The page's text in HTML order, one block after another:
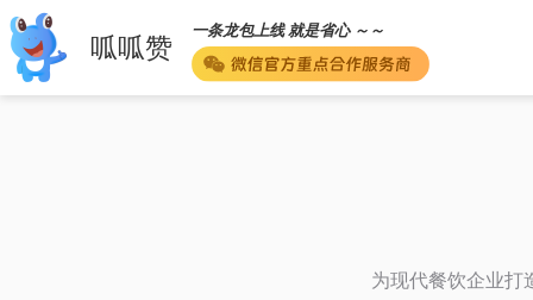
呱呱赞
一条龙包上线 就是省心 ～～
为现代餐饮企业打